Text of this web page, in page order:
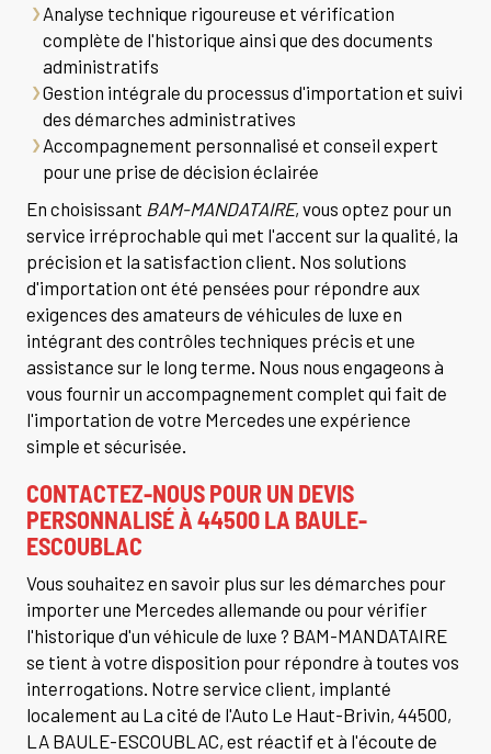
Analyse technique rigoureuse et vérification
complète de l'historique ainsi que des documents
administratifs
Gestion intégrale du processus d'importation et suivi
des démarches administratives
Accompagnement personnalisé et conseil expert
pour une prise de décision éclairée
En choisissant BAM-MANDATAIRE, vous optez pour un
service irréprochable qui met l'accent sur la qualité, la
précision et la satisfaction client. Nos solutions
d'importation ont été pensées pour répondre aux
exigences des amateurs de véhicules de luxe en
intégrant des contrôles techniques précis et une
assistance sur le long terme. Nous nous engageons à
vous fournir un accompagnement complet qui fait de
l'importation de votre Mercedes une expérience
simple et sécurisée.
CONTACTEZ-NOUS POUR UN DEVIS
PERSONNALISÉ À 44500 LA BAULE-
ESCOUBLAC
Vous souhaitez en savoir plus sur les démarches pour
importer une Mercedes allemande ou pour vérifier
l'historique d'un véhicule de luxe ? BAM-MANDATAIRE
se tient à votre disposition pour répondre à toutes vos
interrogations. Notre service client, implanté
localement au La cité de l'Auto Le Haut-Brivin, 44500,
LA BAULE-ESCOUBLAC, est réactif et à l'écoute de